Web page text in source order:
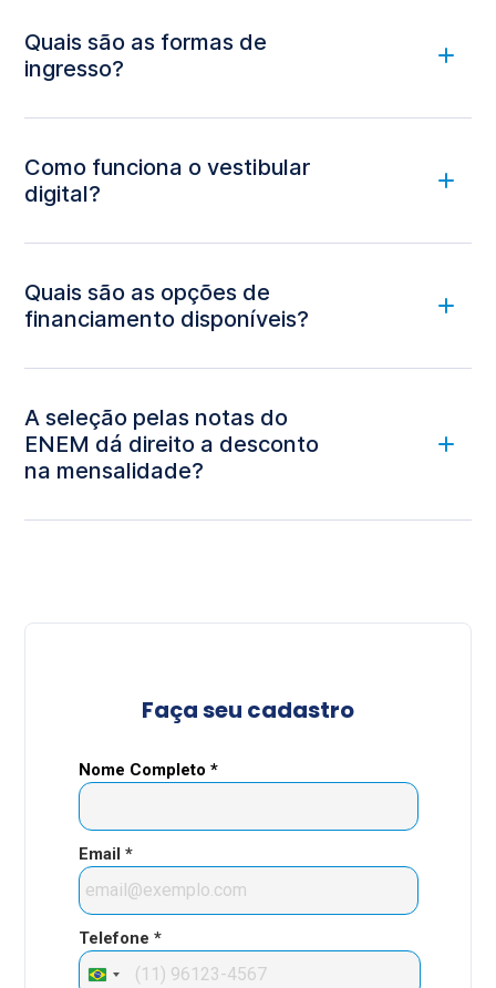
Quais são as formas de
ingresso?
Como funciona o vestibular
digital?
clicar aqui.
Quais são as opções de
financiamento disponíveis?
A seleção pelas notas do
ENEM dá direito a desconto
na mensalidade?
*Consulte Condições